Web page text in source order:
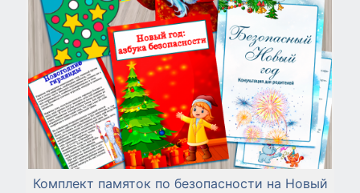
Комплект памяток по безопасности на Новый